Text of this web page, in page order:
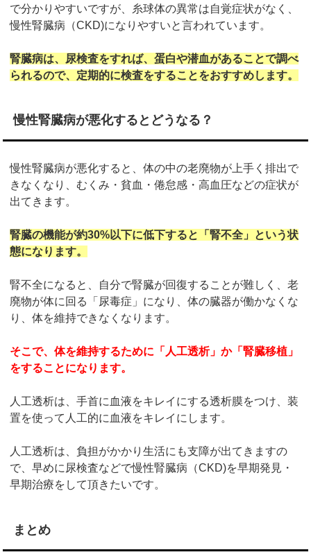
で分かりやすいですが、糸球体の異常は自覚症状がなく、
慢性腎臓病（CKD)になりやすいと言われています。
腎臓病は、尿検査をすれば、蛋白や潜血があることで調べ
られるので、定期的に検査をすることをおすすめします。
慢性腎臓病が悪化するとどうなる？
慢性腎臓病が悪化すると、体の中の老廃物が上手く排出で
きなくなり、むくみ・貧血・倦怠感・高血圧などの症状が
出てきます。
腎臓の機能が約30%以下に低下すると「腎不全」という状
態になります。
腎不全になると、自分で腎臓が回復することが難しく、老
廃物が体に回る「尿毒症」になり、体の臓器が働かなくな
り、体を維持できなくなります。
そこで、体を維持するために「人工透析」か「腎臓移植」
をすることになります。
人工透析は、手首に血液をキレイにする透析膜をつけ、装
置を使って人工的に血液をキレイにします。
人工透析は、負担がかかり生活にも支障が出てきますの
で、早めに尿検査などで慢性腎臓病（CKD)を早期発見・
早期治療をして頂きたいです。
まとめ